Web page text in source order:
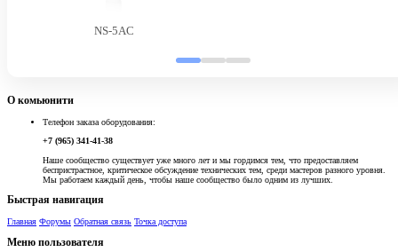
NS-5AC
О комьюнити
Телефон заказа оборудования:
+7 (965) 341-41-38
Наше сообщество существует уже много лет и мы гордимся тем, что предоставляем
беспристрастное, критическое обсуждение технических тем, среди мастеров разного уровня.
Мы работаем каждый день, чтобы наше сообщество было одним из лучших.
Быстрая навигация
Главная Форумы Обратная связь Точка доступа
Меню пользователя